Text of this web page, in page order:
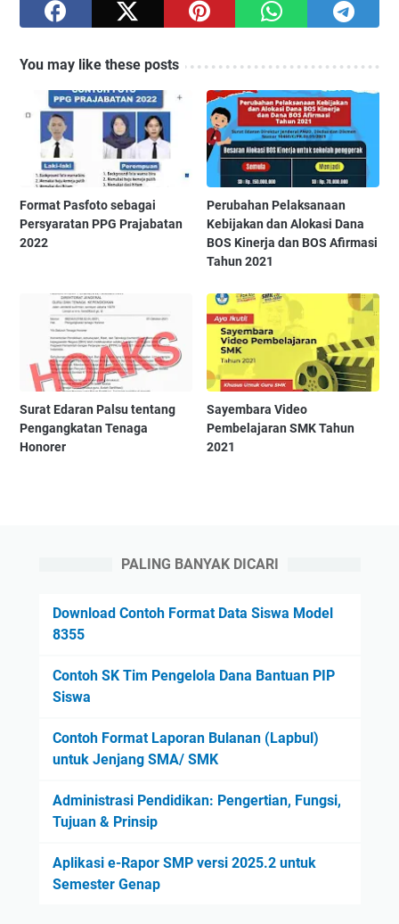
You may like these posts
Format Pasfoto sebagai
Persyaratan PPG Prajabatan
2022
Perubahan Pelaksanaan
Kebijakan dan Alokasi Dana
BOS Kinerja dan BOS Afirmasi
Tahun 2021
Surat Edaran Palsu tentang
Pengangkatan Tenaga
Honorer
Sayembara Video
Pembelajaran SMK Tahun
2021
PALING BANYAK DICARI
Download Contoh Format Data Siswa Model
8355
Contoh SK Tim Pengelola Dana Bantuan PIP
Siswa
Contoh Format Laporan Bulanan (Lapbul)
untuk Jenjang SMA/ SMK
Administrasi Pendidikan: Pengertian, Fungsi,
Tujuan & Prinsip
Aplikasi e-Rapor SMP versi 2025.2 untuk
Semester Genap